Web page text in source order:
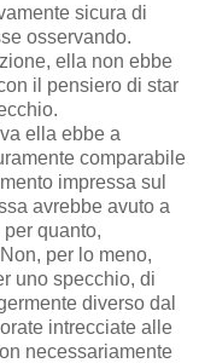
sicura di
osservando.
ella non ebbe
il pensiero di star
ella ebbe a
comparabile
impressa sul
avrebbe avuto a
quanto,
per lo meno,
uno specchio, di
diverso dal
intrecciate alle
necessariamente